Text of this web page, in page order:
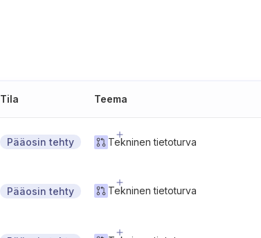
Tila Teema
Pääosin tehty Tekninen tietoturva
Pääosin tehty Tekninen tietoturva